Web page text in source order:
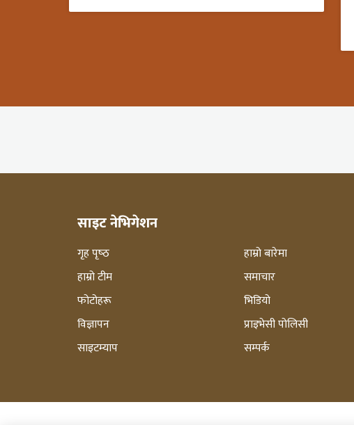
साइट नेभिगेशन
गृह पृष्‍ठ
हाम्रो बारेमा
हाम्रो टीम
समाचार
फोटोहरू
भिडियो
विज्ञापन
प्राइभेसी पोलिसी
साइटम्याप
सम्पर्क